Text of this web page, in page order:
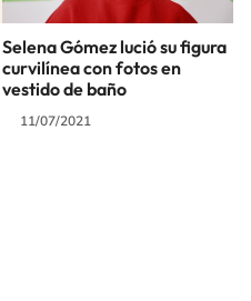
Selena Gómez lució su figura
curvilínea con fotos en
vestido de baño
11/07/2021